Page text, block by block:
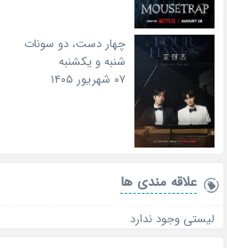
چهار دست، دو سونات
شنبه و یکشنبه
۰۷ شهریور ۱۴۰۵
علاقه‌ مندی ها
لیستی وجود ندارد